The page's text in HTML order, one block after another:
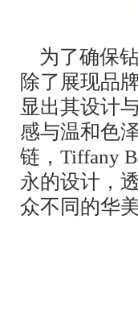
为了确保
除了展现品
显出其设计
感与温和色
链，Tiffany
永的设计，
众不同的华